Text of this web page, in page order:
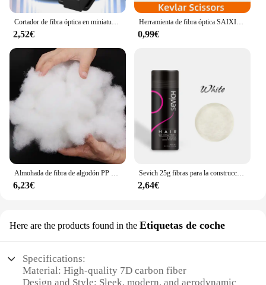
Cortador de fibra óptica en miniatura, herramienta automática de retorno FTTH, conexión en frío, cuchilla de fibra, Material plástico, AUA-X01
2,52€
Herramienta de fibra óptica SAIXIAN, tijeras de aramida, tijeras peladoras de fibra, herramienta manual de fibra óptica
0,99€
Almohada de fibra de algodón PP suave Natural para muñecas, Material de relleno de cojín de alta calidad, 200g, X4008
6,23€
Sevich 25g fibras para la construcción del cabello en polvo productos para la caída del cabello extensión calva espesar tarro de spray para el cabello queratina
2,64€
Here are the products found in the Etiquetas de coche
Specifications:
Material: High-quality 7D carbon fiber
Design and Style: Sleek, modern, and aerodynamic